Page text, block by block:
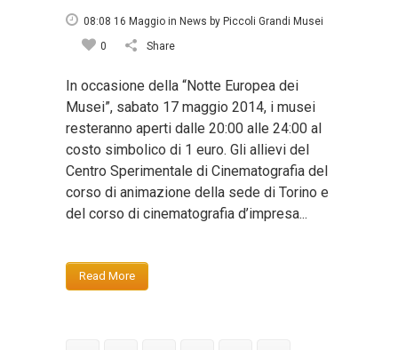
08:08 16 Maggio in News by Piccoli Grandi Musei
0
Share
In occasione della “Notte Europea dei
Musei”, sabato 17 maggio 2014, i musei
resteranno aperti dalle 20:00 alle 24:00 al
costo simbolico di 1 euro. Gli allievi del
Centro Sperimentale di Cinematografia del
corso di animazione della sede di Torino e
del corso di cinematografia d’impresa...
Read More